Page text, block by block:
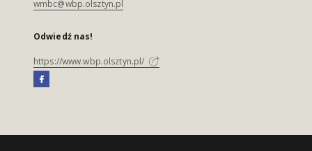
wmbc@wbp.olsztyn.pl
Odwiedź nas!
https://www.wbp.olsztyn.pl/